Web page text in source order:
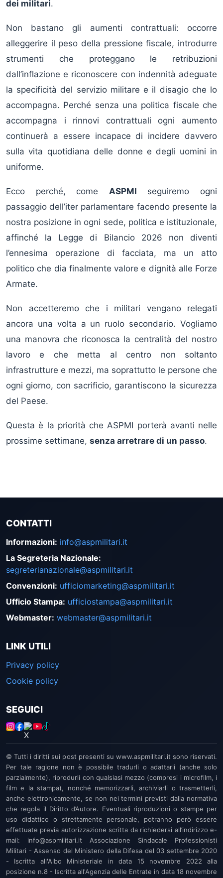
dei militari.
Non bastano gli aumenti contrattuali: occorre
alleggerire il peso della pressione fiscale, introdurre
strumenti che proteggano le retribuzioni
dall’inflazione e riconoscere con indennità adeguate
la specificità del servizio militare e il disagio che lo
accompagna. Perché senza una politica fiscale che
accompagna i rinnovi contrattuali ogni aumento
continuerà a essere incapace di incidere davvero
sulla vita quotidiana delle donne e degli uomini in
uniforme.
Ecco perché, come ASPMI seguiremo ogni
passaggio dell’iter parlamentare facendo presente la
nostra posizione in ogni sede, politica e istituzionale,
affinché la Legge di Bilancio 2026 non diventi
l’ennesima operazione di facciata, ma un atto
politico che dia finalmente valore e dignità alle Forze
Armate.
Non accetteremo che i militari vengano relegati
ancora una volta a un ruolo secondario. Vogliamo
una manovra che riconosca la centralità del nostro
lavoro e che metta al centro non soltanto
infrastrutture e mezzi, ma soprattutto le persone che
ogni giorno, con sacrificio, garantiscono la sicurezza
del Paese.
Questa è la priorità che ASPMI porterà avanti nelle
prossime settimane, senza arretrare di un passo.
CONTATTI
Informazioni: info@aspmilitari.it
La Segreteria Nazionale:
segreterianazionale@aspmilitari.it
Convenzioni: ufficiomarketing@aspmilitari.it
Ufficio Stampa: ufficiostampa@aspmilitari.it
Webmaster: webmaster@aspmilitari.it
LINK UTILI
Privacy policy
Cookie policy
SEGUICI
© Tutti i diritti sui post presenti su www.aspmilitari.it sono riservati.
Per tale ragione non è possibile tradurli o adattarli (anche solo
parzialmente), riprodurli con qualsiasi mezzo (compresi i microfilm, i
film e la stampa), nonché memorizzarli, archiviarli o trasmetterli,
anche elettronicamente, se non nei termini previsti dalla normativa
che regola il Diritto d’Autore. Eventuali riproduzioni o stampe per
uso didattico o strettamente personale, potranno però essere
effettuate previa autorizzazione scritta da richiedersi all’indirizzo e-
mail: info@aspmilitari.it Associazione Sindacale Professionisti
Militari - Assenso del Ministero della Difesa del 03 settembre 2020
- Iscritta all'Albo Ministeriale in data 15 novembre 2022 alla
posizione n.8 - Iscritta all'Agenzia delle Entrate in data 18 novembre